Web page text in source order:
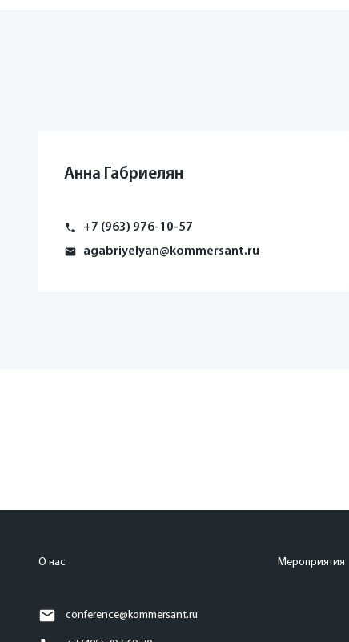
Анна Габриелян
+7 (963) 976-10-57
agabriyelyan@kommersant.ru
О нас Мероприятия
conference@kommersant.ru